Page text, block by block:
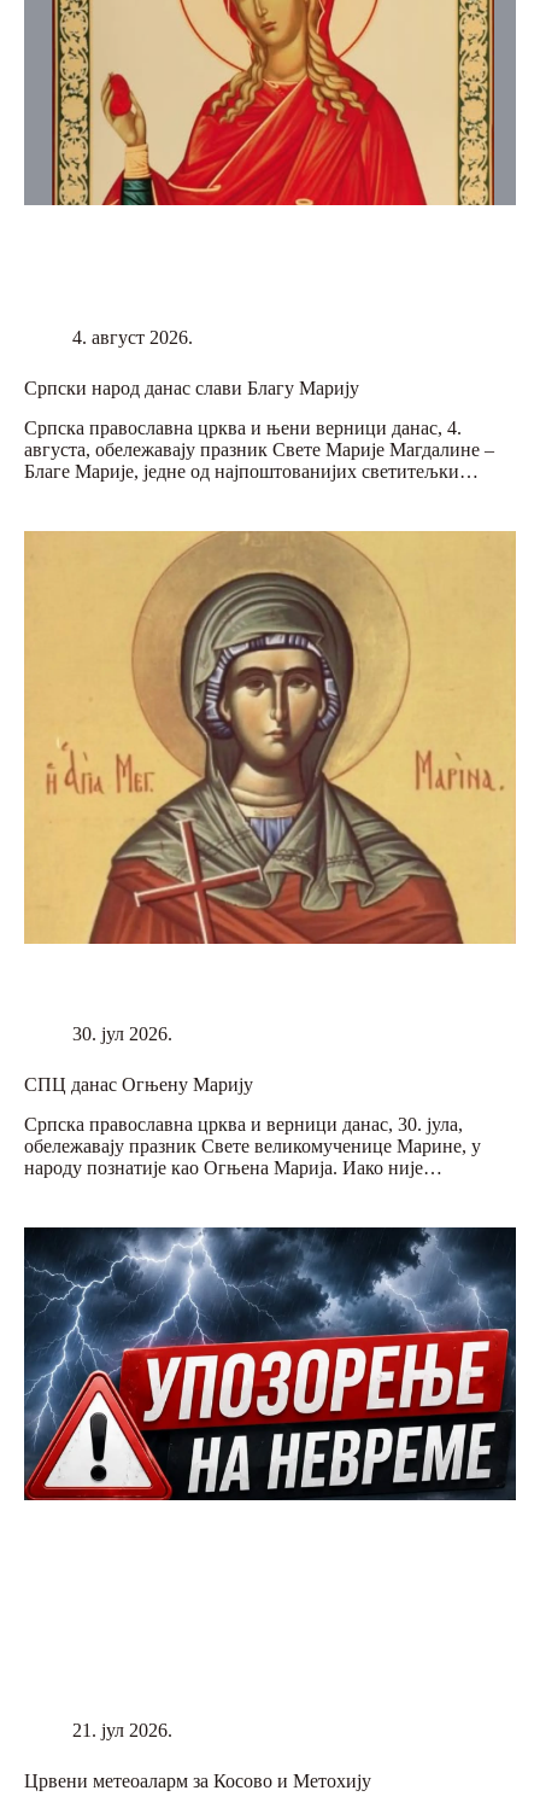
4. август 2026.
Српски народ данас слави Благу Марију
Српска православна црква и њени верници данас, 4.
августа, обележавају празник Свете Марије Магдалине –
Благе Марије, једне од најпоштованијих светитељки…
30. јул 2026.
СПЦ данас Огњену Марију
Српска православна црква и верници данас, 30. јула,
обележавају празник Свете великомученице Марине, у
народу познатије као Огњена Марија. Иако није…
21. јул 2026.
Црвени метеоаларм за Косово и Метохију